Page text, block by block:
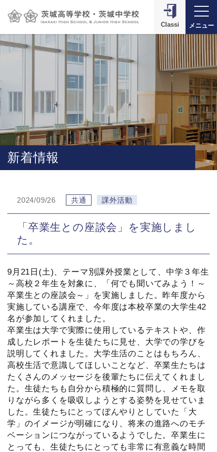
Classi メニュー
新着情報
2024/09/26 共通 課外活動
「卒業生との座談会」を実施しまし
た。
9月21日(土)、テーマ別課外授業として、中学３年生
～高校２年生を対象に、「何でも聞いてみよう！～
卒業生との座談会～」を実施しました。昨年度から
実施している講座で、今年度は本校卒業の大学生42
名が参加してくれました。
卒業生は大学で実際に使用しているテキストや、作
成したレポートを生徒たちに見せ、大学での学びを
説明してくれました。大学生活のことはもちろん、
高校生活で意識してほしいことなど、卒業生たちは
たくさんのメッセージを後輩たちに伝えてくれまし
た。生徒たちも自分から積極的に質問し、メモを取
りながら多くを吸収しようとする姿勢を見せていま
した。生徒たちにとってぼんやりとしていた「大
学」のイメージが明確になり、将来の進路へのモチ
ベーションにつながっているようでした。卒業生に
とっても、生徒たちにとっても非常に有意義な時間